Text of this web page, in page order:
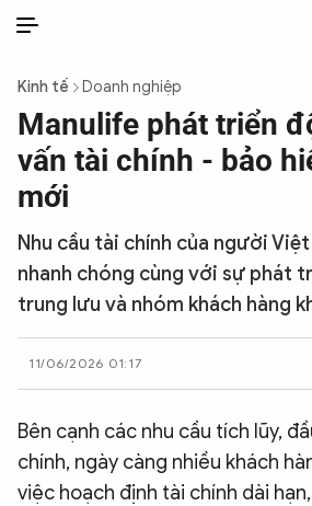
THỜI SỰ
CÔNG AN TRONG LÒNG DÂN
XÃ HỘI
CÔNG NGHỆ
Kinh tế Doanh nghiệp
Manulife phát triển
vấn tài chính - bảo
mới
Nhu cầu tài chính của người
nhanh chóng cùng với sự phát
trung lưu và nhóm khách hàng
11/06/2026 01:17
Bên cạnh các nhu cầu tích lũy,
chính, ngày càng nhiều khách
việc hoạch định tài chính dài